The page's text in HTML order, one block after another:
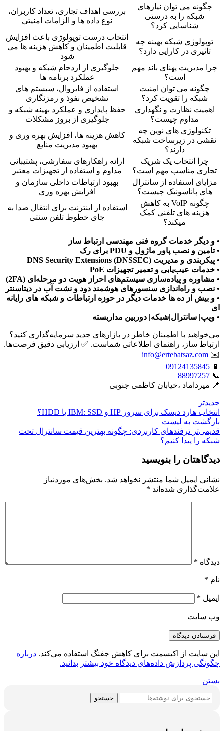
چگونه می توان نیازهای
شبکه را به درستی
شناسایی کرد؟
بررسی اهداف تجاری، تعداد کاربران،
نوع داده ها و الزامات امنیتی
توپولوژی شبکه بهینه چه
تاثیری در کارایی دارد؟
انتخاب درست توپولوژی باعث افزایش
قابلیت اطمینان و کاهش هزینه ها می
شود
چرا مدیریت پهنای باند مهم
است؟
جلوگیری از ازدحام شبکه و بهبود
عملکرد برنامه ها
چگونه می توان امنیت
شبکه را تقویت کرد؟
استفاده از فایروال، سیستم های
تشخیص نفوذ و رمزنگاری
اهمیت نظارت و نگهداری
مداوم چیست؟
حفظ پایداری و عملکرد بهینه شبکه و
جلوگیری از بروز مشکلات
تکنولوژی های نوین چه
نقشی در زیرساخت شبکه
دارند؟
کاهش هزینه ها، افزایش بهره وری و
بهبود مدیریت منابع
چرا انتخاب یک شریک
تجاری مناسب مهم است؟
ارائه راهکارهای سفارشی، پشتیبانی
مداوم و استفاده از تجهیزات معتبر
مزایای استفاده از سانترال
های پاناسونیک چیست؟
بهبود ارتباطات داخلی سازمان و
افزایش بهره وری
چگونه VoIP به کاهش
هزینه های تلفنی کمک
میکند؟
استفاده از اینترنت برای انتقال صدا به
جای خطوط تلفن سنتی
• و دیگر خدمات گروه فنی مهندسی ارتباط ساز
• تامین و نصب پاور ماژول و PDU برای رک
• پیکربندی و مدیریت DNS Security Extensions (DNSSEC)
• خدمات عیب‌یابی و تعمیر تجهیزات PoE
• مشاوره و پیاده‌سازی سیستم‌های احراز هویت دو مرحله‌ای (2FA)
• نصب و راه‌اندازی سنسورهای هوشمند دود و نشت آب در دیتاسنتر
• و بیش از ده ها خدمات دیگر در حوزه ارتباطات و شبکه های رایانه
ای
• ویپ| سانترال|شبکه| دوربین مداربسته
می‌خواهید با اطمینان خاطر در بازارهای جدید سرمایه‌گذاری کنید؟
ارتباط ساز، راهنمای اطلاعاتی شماست. ✅ ارزیابی دقیق فرصت‌ها.
✉️
info@ertebatsaz.com
📱
09124135845
📞
88997257
📍 میرداماد ،خیابان کاظمی جنوبی
جدیدتر
انتخاب هارد دیسک برای سرور HP و IBM: SSD یا HDD؟
بازگشت بە لیست
قدیمی‌تر ترفندهای کاربردی: چگونه بهترین قیمت سانترال تحت
شبکه را پیدا کنیم؟
دیدگاهتان را بنویسید
نشانی ایمیل شما منتشر نخواهد شد. بخش‌های موردنیاز
علامت‌گذاری شده‌اند *
دیدگاه *
نام *
ایمیل *
وب‌ سایت
این سایت از اکیسمت برای کاهش جفنگ استفاده می‌کند. درباره
چگونگی پردازش داده‌های دیدگاه خود بیشتر بدانید.
بستن
جستجو